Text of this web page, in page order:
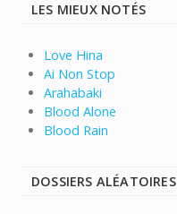
LES MIEUX NOTÉS
Love Hina
Ai Non Stop
Arahabaki
Blood Alone
Blood Rain
DOSSIERS ALÉATOIRES